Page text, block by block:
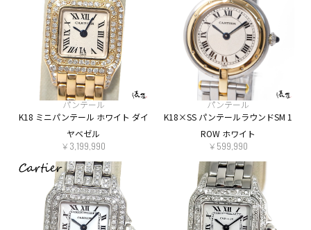
パンテール
K18 ミニパンテール ホワイト ダイ
ヤベゼル
￥3,199,990
パンテール
K18×SS パンテールラウンドSM 1
ROW ホワイト
￥599,990